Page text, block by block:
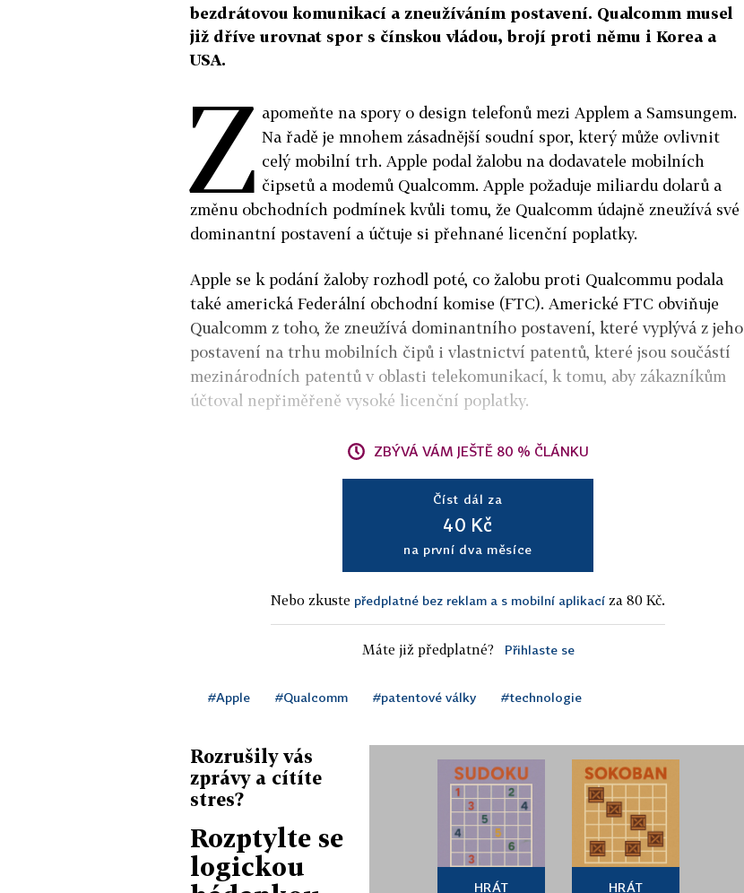
bezdrátovou komunikací a zneužíváním postavení. Qualcomm musel
již dříve urovnat spor s čínskou vládou, brojí proti němu i Korea a
USA.
Z apomeňte na spory o design telefonů mezi Applem a Samsungem.
Na řadě je mnohem zásadnější soudní spor, který může ovlivnit
celý mobilní trh. Apple podal žalobu na dodavatele mobilních
čipsetů a modemů Qualcomm. Apple požaduje miliardu dolarů a
změnu obchodních podmínek kvůli tomu, že Qualcomm údajně zneužívá své
dominantní postavení a účtuje si přehnané licenční poplatky.
Apple se k podání žaloby rozhodl poté, co žalobu proti Qualcommu podala
také americká Federální obchodní komise (FTC). Americké FTC obviňuje
Qualcomm z toho, že zneužívá dominantního postavení, které vyplývá z jeho
postavení na trhu mobilních čipů i vlastnictví patentů, které jsou součástí
mezinárodních patentů v oblasti telekomunikací, k tomu, aby zákazníkům
účtoval nepřiměřeně vysoké licenční poplatky.
ZBÝVÁ VÁM JEŠTĚ 80 % ČLÁNKU
Číst dál za
40 Kč
na první dva měsíce
Nebo zkuste předplatné bez reklam a s mobilní aplikací za 80 Kč.
Máte již předplatné? Přihlaste se
#Apple #Qualcomm #patentové války #technologie
Rozrušily vás
zprávy a cítíte
stres?
Rozptylte se
logickou
HRÁT HRÁT